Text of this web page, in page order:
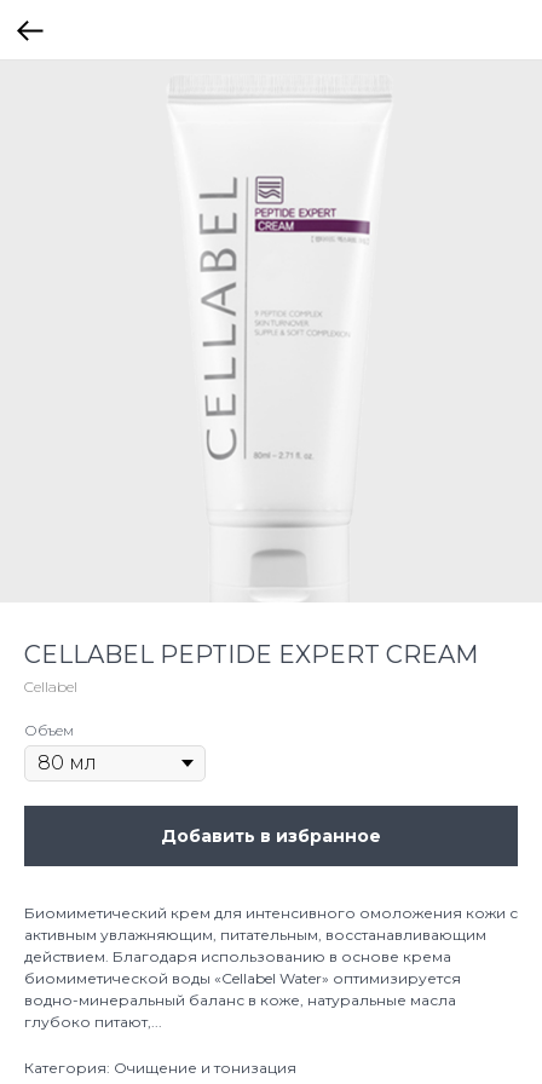
CELLABEL PEPTIDE EXPERT CREAM
Cellabel
Объем
Добавить в избранное
Биомиметический крем для интенсивного омоложения кожи с
активным увлажняющим, питательным, восстанавливающим
действием. Благодаря использованию в основе крема
биомиметической воды «Cellabel Water» оптимизируется
водно-минеральный баланс в коже, натуральные масла
глубоко питают,...
Категория: Очищение и тонизация